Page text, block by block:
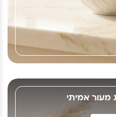
מעור אמיתי